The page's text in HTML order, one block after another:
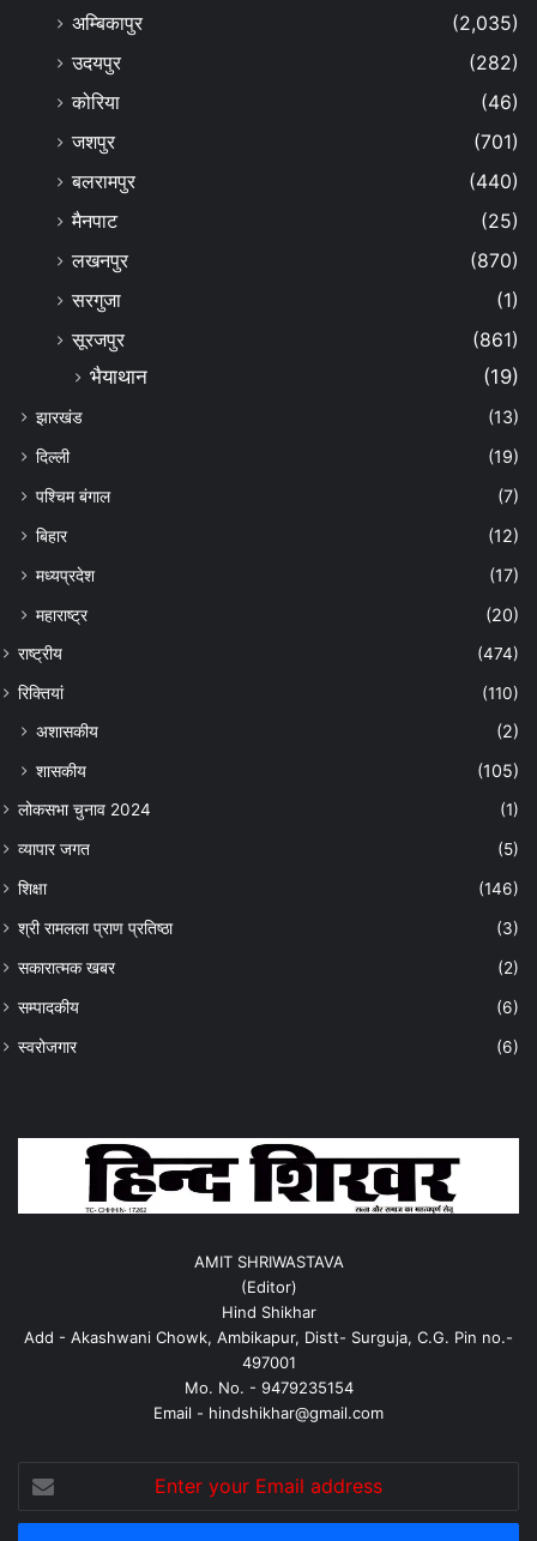
अम्बिकापुर
(2,035)
उदयपुर
(282)
कोरिया
(46)
जशपुर
(701)
बलरामपुर
(440)
मैनपाट
(25)
लखनपुर
(870)
सरगुजा
(1)
सूरजपुर
(861)
भैयाथान (19)
झारखंड
(13)
दिल्ली
(19)
पश्चिम बंगाल
(7)
बिहार
(12)
मध्यप्रदेश
(17)
महाराष्ट्र
(20)
राष्ट्रीय (474)
रिक्तियां (110)
अशासकीय
(2)
शासकीय
(105)
लोकसभा चुनाव 2024 (1)
व्यापार जगत (5)
शिक्षा (146)
श्री रामलला प्राण प्रतिष्ठा (3)
सकारात्मक खबर (2)
सम्पादकीय (6)
स्वरोजगार (6)
AMIT SHRIWASTAVA
(Editor)
Hind Shikhar
Add - Akashwani Chowk, Ambikapur, Distt- Surguja, C.G. Pin no.-
497001
Mo. No. - 9479235154
Email - hindshikhar@gmail.com
Enter
your
Email